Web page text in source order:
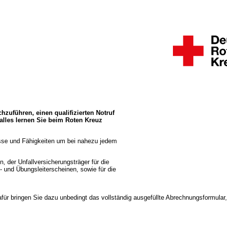
einen qualifizierten Notruf
lernen Sie beim Roten Kreuz
und Fähigkeiten um bei nahezu jedem
der Unfallversicherungsträger für die
Übungsleiterscheinen, sowie für die
bringen Sie dazu unbedingt das vollständig ausgefüllte Abrechnungsformular,